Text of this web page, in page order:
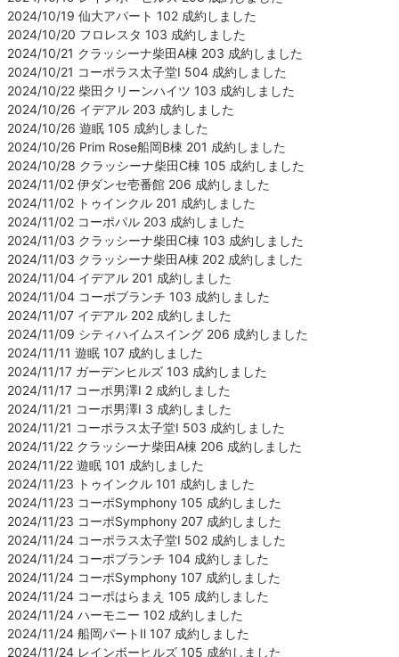
2024/10/19 仙大アパート 102 成約しました
2024/10/20 フロレスタ 103 成約しました
2024/10/21 クラッシーナ柴田A棟 203 成約しました
2024/10/21 コーポラス太子堂Ⅰ 504 成約しました
2024/10/22 柴田クリーンハイツ 103 成約しました
2024/10/26 イデアル 203 成約しました
2024/10/26 遊眠 105 成約しました
2024/10/26 Prim Rose船岡B棟 201 成約しました
2024/10/28 クラッシーナ柴田C棟 105 成約しました
2024/11/02 伊ダンセ壱番館 206 成約しました
2024/11/02 トゥインクル 201 成約しました
2024/11/02 コーポパル 203 成約しました
2024/11/03 クラッシーナ柴田C棟 103 成約しました
2024/11/03 クラッシーナ柴田A棟 202 成約しました
2024/11/04 イデアル 201 成約しました
2024/11/04 コーポブランチ 103 成約しました
2024/11/07 イデアル 202 成約しました
2024/11/09 シティハイムスイング 206 成約しました
2024/11/11 遊眠 107 成約しました
2024/11/17 ガーデンヒルズ 103 成約しました
2024/11/17 コーポ男澤Ⅰ 2 成約しました
2024/11/21 コーポ男澤Ⅰ 3 成約しました
2024/11/21 コーポラス太子堂Ⅰ 503 成約しました
2024/11/22 クラッシーナ柴田A棟 206 成約しました
2024/11/22 遊眠 101 成約しました
2024/11/23 トゥインクル 101 成約しました
2024/11/23 コーポSymphony 105 成約しました
2024/11/23 コーポSymphony 207 成約しました
2024/11/24 コーポラス太子堂Ⅰ 502 成約しました
2024/11/24 コーポブランチ 104 成約しました
2024/11/24 コーポSymphony 107 成約しました
2024/11/24 コーポはらまえ 105 成約しました
2024/11/24 ハーモニー 102 成約しました
2024/11/24 船岡パートⅡ 107 成約しました
2024/11/24 レインボーヒルズ 105 成約しました